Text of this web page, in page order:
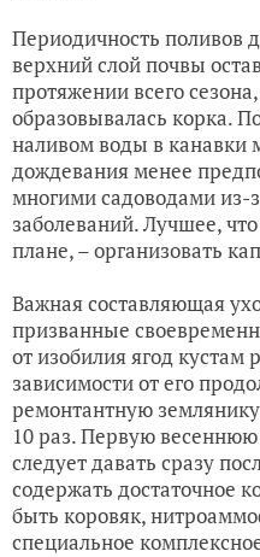
Периодичность поливов
верхний слой почвы
протяжении всего
образовывалась корка.
наливом воды в
дождевания менее
многими садоводами из-
заболеваний. Лучшее,
плане, – организовать
Важная составляющая
призванные
от изобилия ягод кустам
зависимости от его
ремонтантную
10 раз. Первую
следует давать сразу
содержать достаточное
быть коровяк,
специальное